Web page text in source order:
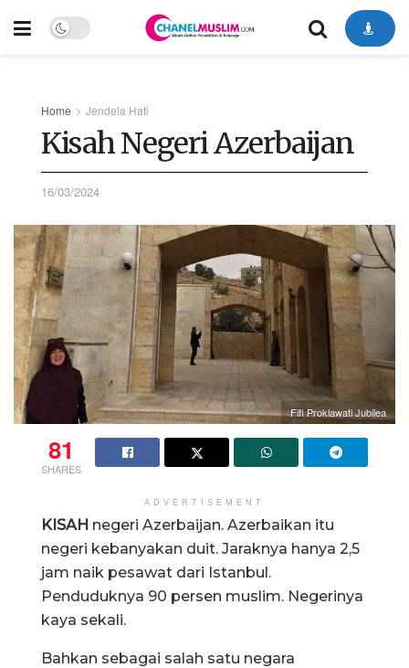
Home Jendela Hati
Kisah Negeri Azerbaijan
16/03/2024
Fifi Proklawati Jubilea
81
SHARES
ADVERTISEMENT
KISAH negeri Azerbaijan. Azerbaikan itu
negeri kebanyakan duit. Jaraknya hanya 2,5
jam naik pesawat dari Istanbul.
Penduduknya 90 persen muslim. Negerinya
kaya sekali.
Bahkan sebagai salah satu negara